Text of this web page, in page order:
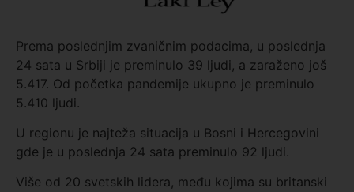
Prema poslednjim zvaničnim podacima, u poslednja
24 sata u Srbiji je preminulo 39 ljudi, a zaraženo još
5.417. Od početka pandemije ukupno je preminulo
5.410 ljudi.
U regionu je najteža situacija u Bosni i Hercegovini
gde je u poslednja 24 sata preminulo 92 ljudi.
Više od 20 svetskih lidera, među kojima su britanski